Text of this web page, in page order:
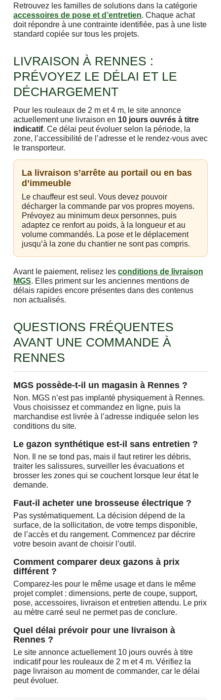
Retrouvez les familles de solutions dans la catégorie
accessoires de pose et d’entretien. Chaque achat
doit répondre à une contrainte identifiée, pas à une liste
standard copiée sur tous les projets.
LIVRAISON À RENNES :
PRÉVOYEZ LE DÉLAI ET LE
DÉCHARGEMENT
Pour les rouleaux de 2 m et 4 m, le site annonce
actuellement une livraison en 10 jours ouvrés à titre
indicatif. Ce délai peut évoluer selon la période, la
zone, l’accessibilité de l’adresse et le rendez-vous avec
le transporteur.
La livraison s’arrête au portail ou en bas
d’immeuble
Le chauffeur est seul. Vous devez pouvoir
décharger la commande par vos propres moyens.
Prévoyez au minimum deux personnes, puis
adaptez ce renfort au poids, à la longueur et au
volume commandés. La pose et le déplacement
jusqu’à la zone du chantier ne sont pas compris.
Avant le paiement, relisez les conditions de livraison
MGS. Elles priment sur les anciennes mentions de
délais rapides encore présentes dans des contenus
non actualisés.
QUESTIONS FRÉQUENTES
AVANT UNE COMMANDE À
RENNES
MGS possède-t-il un magasin à Rennes ?
Non. MGS n’est pas implanté physiquement à Rennes.
Vous choisissez et commandez en ligne, puis la
marchandise est livrée à l’adresse indiquée selon les
conditions du site.
Le gazon synthétique est-il sans entretien ?
Non. Il ne se tond pas, mais il faut retirer les débris,
traiter les salissures, surveiller les évacuations et
brosser les zones qui se couchent lorsque leur état le
demande.
Faut-il acheter une brosseuse électrique ?
Pas systématiquement. La décision dépend de la
surface, de la sollicitation, de votre temps disponible,
de l’accès et du rangement. Commencez par décrire
votre besoin avant de choisir l’outil.
Comment comparer deux gazons à prix
différent ?
Comparez-les pour le même usage et dans le même
projet complet : dimensions, perte de coupe, support,
pose, accessoires, livraison et entretien attendu. Le prix
au mètre carré seul ne permet pas de conclure.
Quel délai prévoir pour une livraison à
Rennes ?
Le site annonce actuellement 10 jours ouvrés à titre
indicatif pour les rouleaux de 2 m et 4 m. Vérifiez la
page livraison au moment de commander, car le délai
peut évoluer.